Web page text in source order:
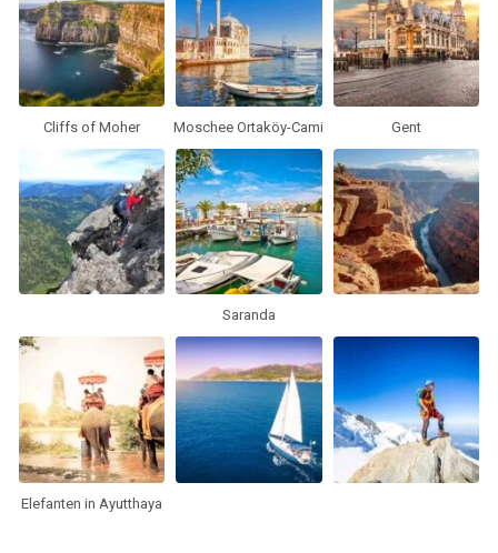
Cliffs of Moher Moschee Ortaköy-Cami Gent
Saranda
Elefanten in Ayutthaya